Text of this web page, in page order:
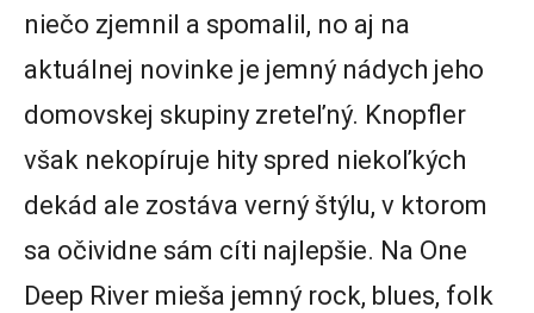
niečo zjemnil a spomalil, no aj na
aktuálnej novinke je jemný nádych jeho
domovskej skupiny zreteľný. Knopfler
však nekopíruje hity spred niekoľkých
dekád ale zostáva verný štýlu, v ktorom
sa očividne sám cíti najlepšie. Na One
Deep River mieša jemný rock, blues, folk